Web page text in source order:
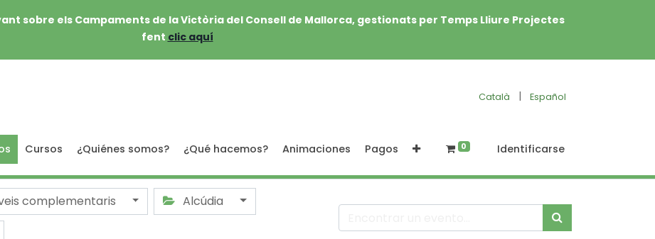
sobre els Campaments de la Victòria del Consell de Mallorca, gestionats per Temps Lliure Projectes
fent clic aquí
Català | Español
Cursos ¿Quiénes somos? ¿Qué hacemos? Animaciones Pagos 0 Identificarse
complementaris
Alcúdia